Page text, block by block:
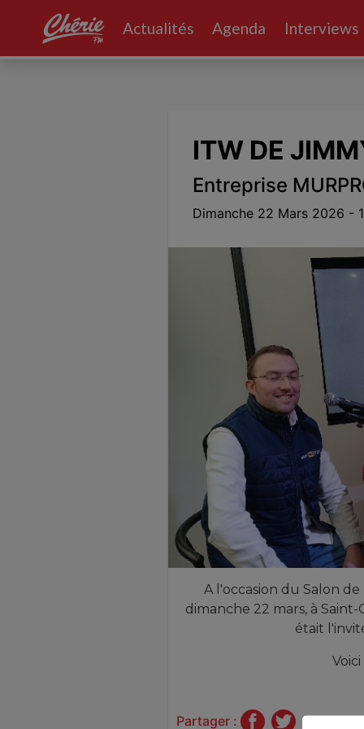
Actualités Agenda Interviews
ITW DE
Entreprise
Dimanche 22 Mars 2026 -
A l'occasion du Salon
dimanche 22 mars, à
était
Partager :